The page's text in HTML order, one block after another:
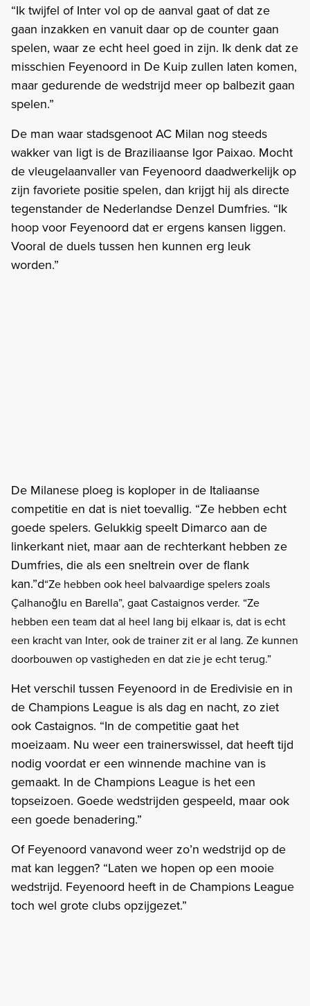
“Ik twijfel of Inter vol op de aanval gaat of dat ze
gaan inzakken en vanuit daar op de counter gaan
spelen, waar ze echt heel goed in zijn. Ik denk dat ze
misschien Feyenoord in De Kuip zullen laten komen,
maar gedurende de wedstrijd meer op balbezit gaan
spelen.”
De man waar stadsgenoot AC Milan nog steeds
wakker van ligt is de Braziliaanse Igor Paixao. Mocht
de vleugelaanvaller van Feyenoord daadwerkelijk op
zijn favoriete positie spelen, dan krijgt hij als directe
tegenstander de Nederlandse Denzel Dumfries. “Ik
hoop voor Feyenoord dat er ergens kansen liggen.
Vooral de duels tussen hen kunnen erg leuk
worden.”
De Milanese ploeg is koploper in de Italiaanse
competitie en dat is niet toevallig. “Ze hebben echt
goede spelers. Gelukkig speelt Dimarco aan de
linkerkant niet, maar aan de rechterkant hebben ze
Dumfries, die als een sneltrein over de flank
kan.”d“Ze hebben ook heel balvaardige spelers zoals
Çalhanoğlu en Barella”, gaat Castaignos verder. “Ze
hebben een team dat al heel lang bij elkaar is, dat is echt
een kracht van Inter, ook de trainer zit er al lang. Ze kunnen
doorbouwen op vastigheden en dat zie je echt terug.”
Het verschil tussen Feyenoord in de Eredivisie en in
de Champions League is als dag en nacht, zo ziet
ook Castaignos. “In de competitie gaat het
moeizaam. Nu weer een trainerswissel, dat heeft tijd
nodig voordat er een winnende machine van is
gemaakt. In de Champions League is het een
topseizoen. Goede wedstrijden gespeeld, maar ook
een goede benadering.”
Of Feyenoord vanavond weer zo’n wedstrijd op de
mat kan leggen? “Laten we hopen op een mooie
wedstrijd. Feyenoord heeft in de Champions League
toch wel grote clubs opzijgezet.”